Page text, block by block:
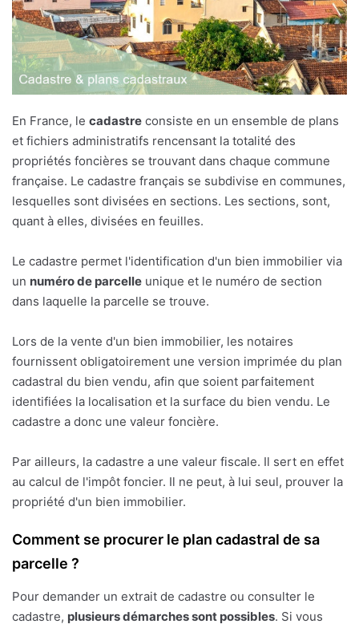
En France, le cadastre consiste en un ensemble de plans
et fichiers administratifs rencensant la totalité des
propriétés foncières se trouvant dans chaque commune
française. Le cadastre français se subdivise en communes,
lesquelles sont divisées en sections. Les sections, sont,
quant à elles, divisées en feuilles.
Le cadastre permet l'identification d'un bien immobilier via
un numéro de parcelle unique et le numéro de section
dans laquelle la parcelle se trouve.
Lors de la vente d'un bien immobilier, les notaires
fournissent obligatoirement une version imprimée du plan
cadastral du bien vendu, afin que soient parfaitement
identifiées la localisation et la surface du bien vendu. Le
cadastre a donc une valeur foncière.
Par ailleurs, la cadastre a une valeur fiscale. Il sert en effet
au calcul de l'impôt foncier. Il ne peut, à lui seul, prouver la
propriété d'un bien immobilier.
Comment se procurer le plan cadastral de sa
parcelle ?
Pour demander un extrait de cadastre ou consulter le
cadastre, plusieurs démarches sont possibles. Si vous